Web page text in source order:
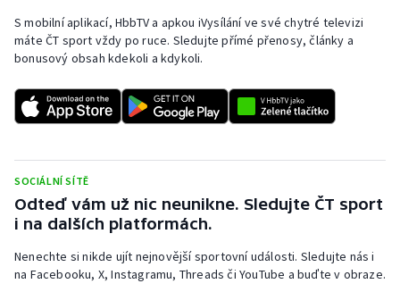
Rychlostní kanoistika
Short track
Stolní tenis
Triatlon
Veslování
S mobilní aplikací, HbbTV a apkou iVysílání ve své chytré televizi
máte ČT sport vždy po ruce. Sledujte přímé přenosy, články a
bonusový obsah kdekoli a kdykoli.
SOCIÁLNÍ SÍTĚ
Odteď vám už nic neunikne. Sledujte ČT sport
i na dalších platformách.
Nenechte si nikde ujít nejnovější sportovní události. Sledujte nás i
na Facebooku, X, Instagramu, Threads či YouTube a buďte v obraze.